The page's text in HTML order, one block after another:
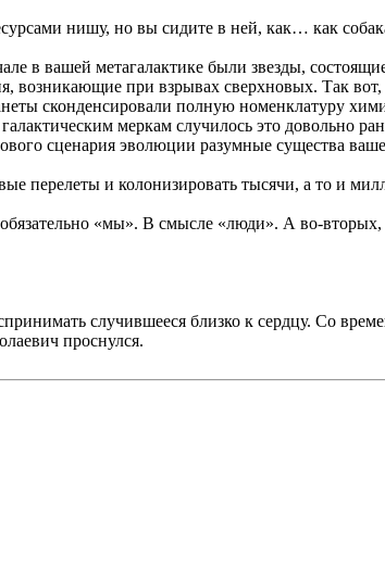
нишу, но вы сидите в ней, как… как
в вашей метагалактике были звезды,
возникающие при взрывах сверхновых. Так
сконденсировали полную номенклатуру
меркам случилось это довольно
сценария эволюции разумные существа
перелеты и колонизировать тысячи, а то и
«мы». В смысле «люди». А во-вторых,
случившееся близко к сердцу. Со
проснулся.